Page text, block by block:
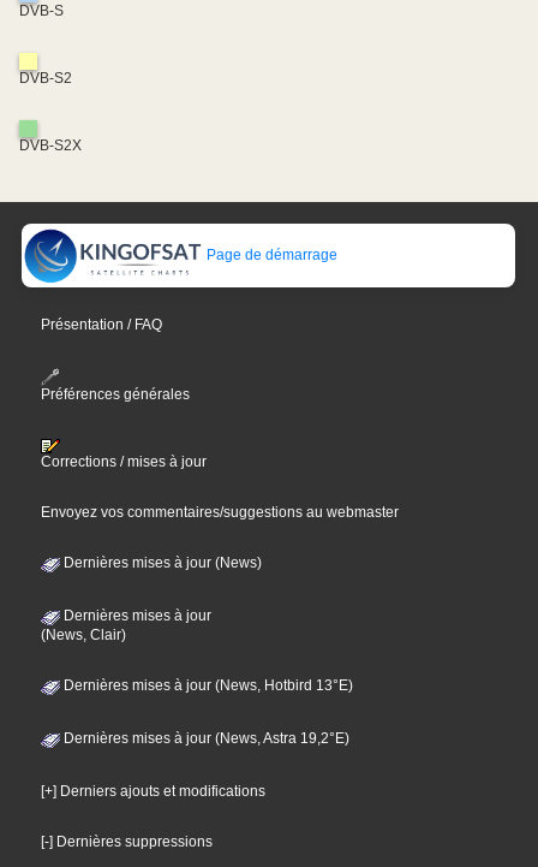
DVB-S
DVB-S2
DVB-S2X
Page de démarrage
Présentation / FAQ
Préférences générales
Corrections / mises à jour
Envoyez vos commentaires/suggestions au webmaster
Dernières mises à jour (News)
Dernières mises à jour
(News, Clair)
Dernières mises à jour (News, Hotbird 13°E)
Dernières mises à jour (News, Astra 19,2°E)
[+] Derniers ajouts et modifications
[-] Dernières suppressions